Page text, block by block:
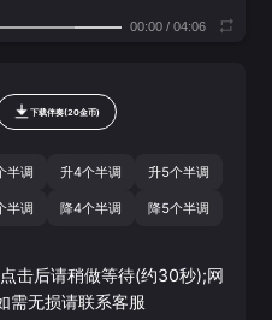
00:00/ 04:06
下载伴奏(20金币)
半调 升4个半调 升5个半调
半调 降4个半调 降5个半调
击后请稍做等待(约30秒);网
需无损请联系客服